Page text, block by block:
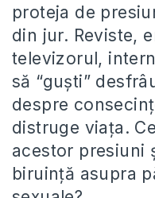
proteja de
din jur. Reviste,
televizorul,
să “guşti”
despre
distruge viaţa.
acestor presiuni
biruinţă asupra